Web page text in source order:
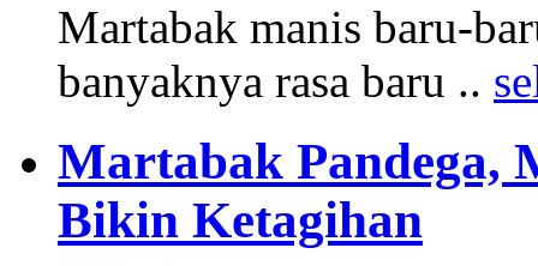
Martabak manis baru-
banyaknya rasa baru ..
Martabak Pandega,
Bikin Ketagihan